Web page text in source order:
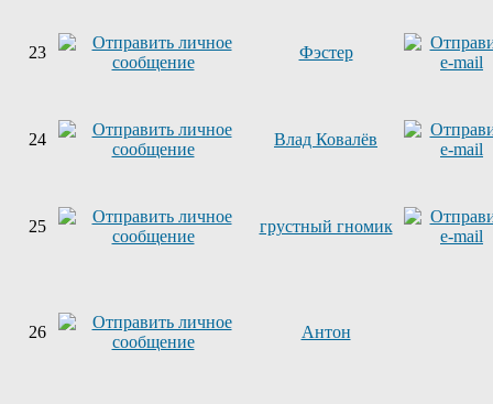
23 Фэстер
24 Влад Ковалёв
25 грустный гномик
26 Антон